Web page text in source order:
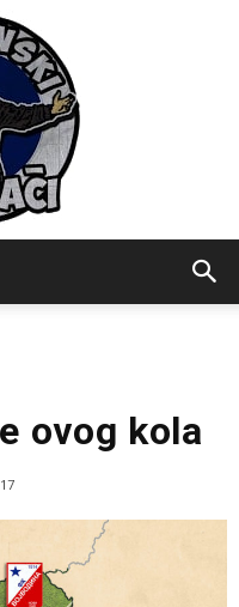
ovog kola